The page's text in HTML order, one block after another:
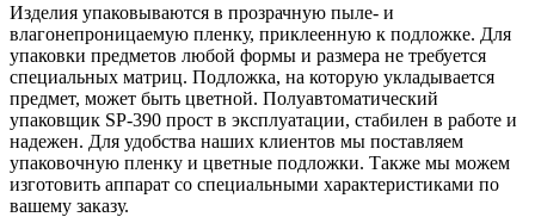
Изделия упаковываются в прозрачную пыле- и
влагонепроницаемую пленку, приклеенную к подложке. Для
упаковки предметов любой формы и размера не требуется
специальных матриц. Подложка, на которую укладывается
предмет, может быть цветной. Полуавтоматический
упаковщик SP-390 прост в эксплуатации, стабилен в работе и
надежен. Для удобства наших клиентов мы поставляем
упаковочную пленку и цветные подложки. Также мы можем
изготовить аппарат со специальными характеристиками по
вашему заказу.